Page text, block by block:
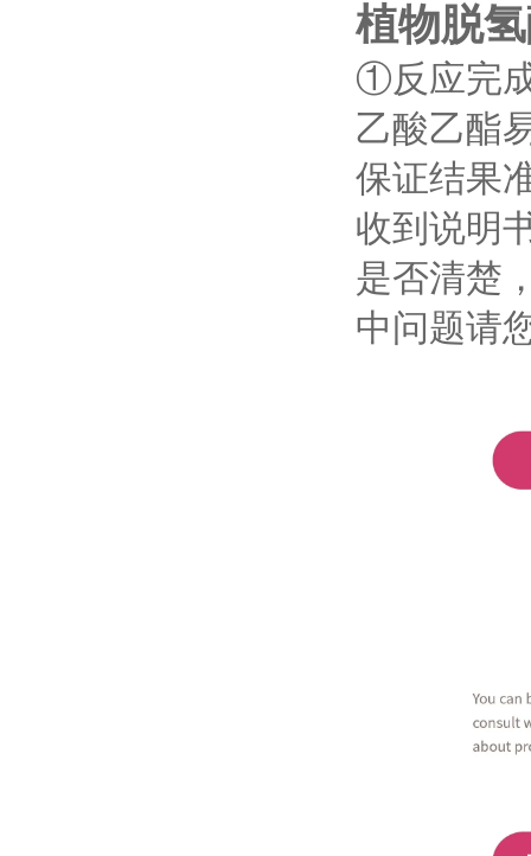
植物脱
①反应完
乙酸乙酯
保证结果
收到说明
是否清楚
中问题请